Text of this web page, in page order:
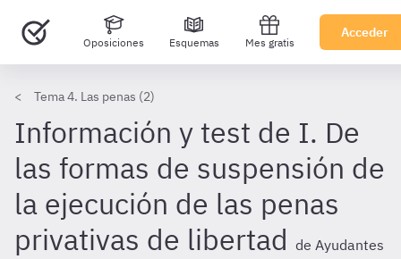
Oposiciones Esquemas Mes gratis
Acceder
Tema 4. Las penas (2)
Información y test de I. De
las formas de suspensión de
la ejecución de las penas
privativas de libertad de Ayudantes